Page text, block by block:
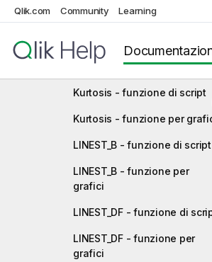
Qlik.com Community Learning
FractileExc - funzione di
FractileExc - funzione per
grafici
Kurtosis - funzione di script
Kurtosis - funzione per
LINEST_B - funzione di script
LINEST_B - funzione per
grafici
LINEST_DF - funzione di
LINEST_DF - funzione per
grafici